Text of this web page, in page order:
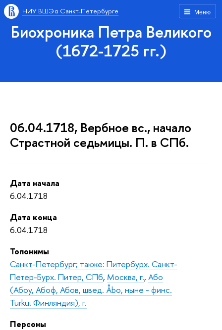
Меню
НИУ ВШЭ в Санкт-Петербурге
Биохроника Петра Великого
(1672-1725 гг.)
06.04.1718, Вербное вс., начало
Страстной седьмицы. П. в СПб.
Дата начала
6.04.1718
Дата конца
6.04.1718
Топонимы
Санкт-Петербург; также: Питербурх. Санкт-
Петер-Бурх. Питер, СПб, Москва, г., Або
(Абоу, Абоф, Абов, швед. Åbo, ныне - финс.
Turku. Финляндия), г.
Персоны